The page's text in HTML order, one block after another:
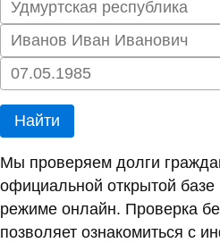
Найти
Мы проверяем долги
официальной открытой
режиме онлайн. Проверка
позволяет ознакомиться с